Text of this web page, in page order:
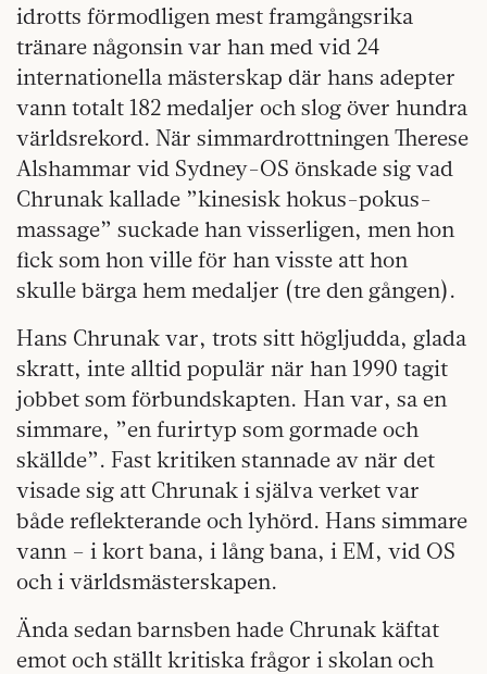
idrotts förmodligen mest framgångsrika
tränare någonsin var han med vid 24
internationella mästerskap där hans adepter
vann totalt 182 medaljer och slog över hundra
världsrekord. När simmardrottningen Therese
Alshammar vid Sydney-OS önskade sig vad
Chrunak kallade ”kinesisk hokus-pokus-
massage” suckade han visserligen, men hon
fick som hon ville för han visste att hon
skulle bärga hem medaljer (tre den gången).
Hans Chrunak var, trots sitt högljudda, glada
skratt, inte alltid populär när han 1990 tagit
jobbet som förbundskapten. Han var, sa en
simmare, ”en furirtyp som gormade och
skällde”. Fast kritiken stannade av när det
visade sig att Chrunak i själva verket var
både reflekterande och lyhörd. Hans simmare
vann – i kort bana, i lång bana, i EM, vid OS
och i världsmästerskapen.
Ända sedan barnsben hade Chrunak käftat
emot och ställt kritiska frågor i skolan och